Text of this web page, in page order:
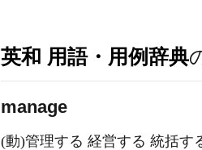
英和 用語・用例辞典
manage
(動)管理する 経営する 統括す